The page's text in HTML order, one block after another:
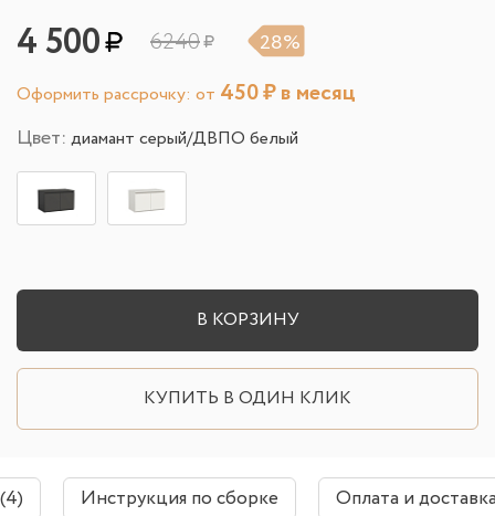
4 500 6240 28%
Оформить рассрочку: от 450₽ в месяц
Цвет: диамант серый/ДВПО белый
В КОРЗИНУ
КУПИТЬ В ОДИН КЛИК
Инструкция по сборке Оплата и